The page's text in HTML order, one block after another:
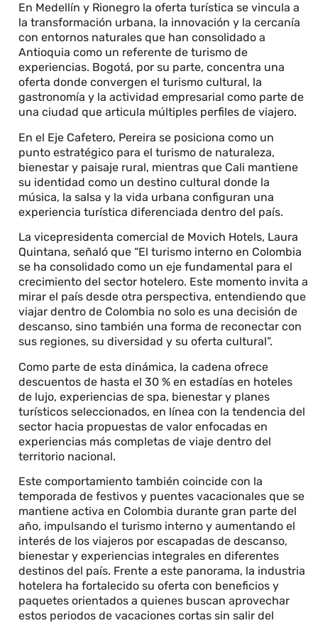
En Medellín y Rionegro la oferta turística se vincula a
la transformación urbana, la innovación y la cercanía
con entornos naturales que han consolidado a
Antioquia como un referente de turismo de
experiencias. Bogotá, por su parte, concentra una
oferta donde convergen el turismo cultural, la
gastronomía y la actividad empresarial como parte de
una ciudad que articula múltiples perfiles de viajero.
En el Eje Cafetero, Pereira se posiciona como un
punto estratégico para el turismo de naturaleza,
bienestar y paisaje rural, mientras que Cali mantiene
su identidad como un destino cultural donde la
música, la salsa y la vida urbana configuran una
experiencia turística diferenciada dentro del país.
La vicepresidenta comercial de Movich Hotels, Laura
Quintana, señaló que “El turismo interno en Colombia
se ha consolidado como un eje fundamental para el
crecimiento del sector hotelero. Este momento invita a
mirar el país desde otra perspectiva, entendiendo que
viajar dentro de Colombia no solo es una decisión de
descanso, sino también una forma de reconectar con
sus regiones, su diversidad y su oferta cultural”.
Como parte de esta dinámica, la cadena ofrece
descuentos de hasta el 30 % en estadías en hoteles
de lujo, experiencias de spa, bienestar y planes
turísticos seleccionados, en línea con la tendencia del
sector hacia propuestas de valor enfocadas en
experiencias más completas de viaje dentro del
territorio nacional.
Este comportamiento también coincide con la
temporada de festivos y puentes vacacionales que se
mantiene activa en Colombia durante gran parte del
año, impulsando el turismo interno y aumentando el
interés de los viajeros por escapadas de descanso,
bienestar y experiencias integrales en diferentes
destinos del país. Frente a este panorama, la industria
hotelera ha fortalecido su oferta con beneficios y
paquetes orientados a quienes buscan aprovechar
estos periodos de vacaciones cortas sin salir del